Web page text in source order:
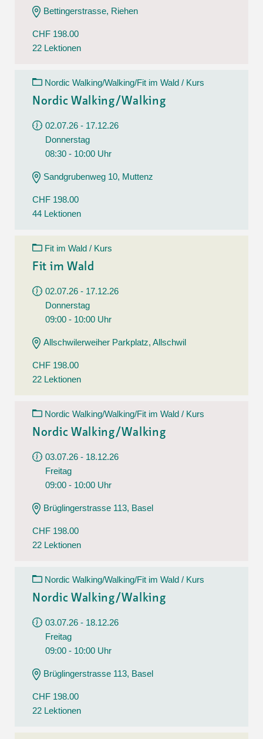
Bettingerstrasse, Riehen
CHF 198.00
22 Lektionen
Nordic Walking/Walking/Fit im Wald / Kurs
Nordic Walking/Walking
02.07.26 - 17.12.26
Donnerstag
08:30 - 10:00 Uhr
Sandgrubenweg 10, Muttenz
CHF 198.00
44 Lektionen
Fit im Wald / Kurs
Fit im Wald
02.07.26 - 17.12.26
Donnerstag
09:00 - 10:00 Uhr
Allschwilerweiher Parkplatz, Allschwil
CHF 198.00
22 Lektionen
Nordic Walking/Walking/Fit im Wald / Kurs
Nordic Walking/Walking
03.07.26 - 18.12.26
Freitag
09:00 - 10:00 Uhr
Brüglingerstrasse 113, Basel
CHF 198.00
22 Lektionen
Nordic Walking/Walking/Fit im Wald / Kurs
Nordic Walking/Walking
03.07.26 - 18.12.26
Freitag
09:00 - 10:00 Uhr
Brüglingerstrasse 113, Basel
CHF 198.00
22 Lektionen